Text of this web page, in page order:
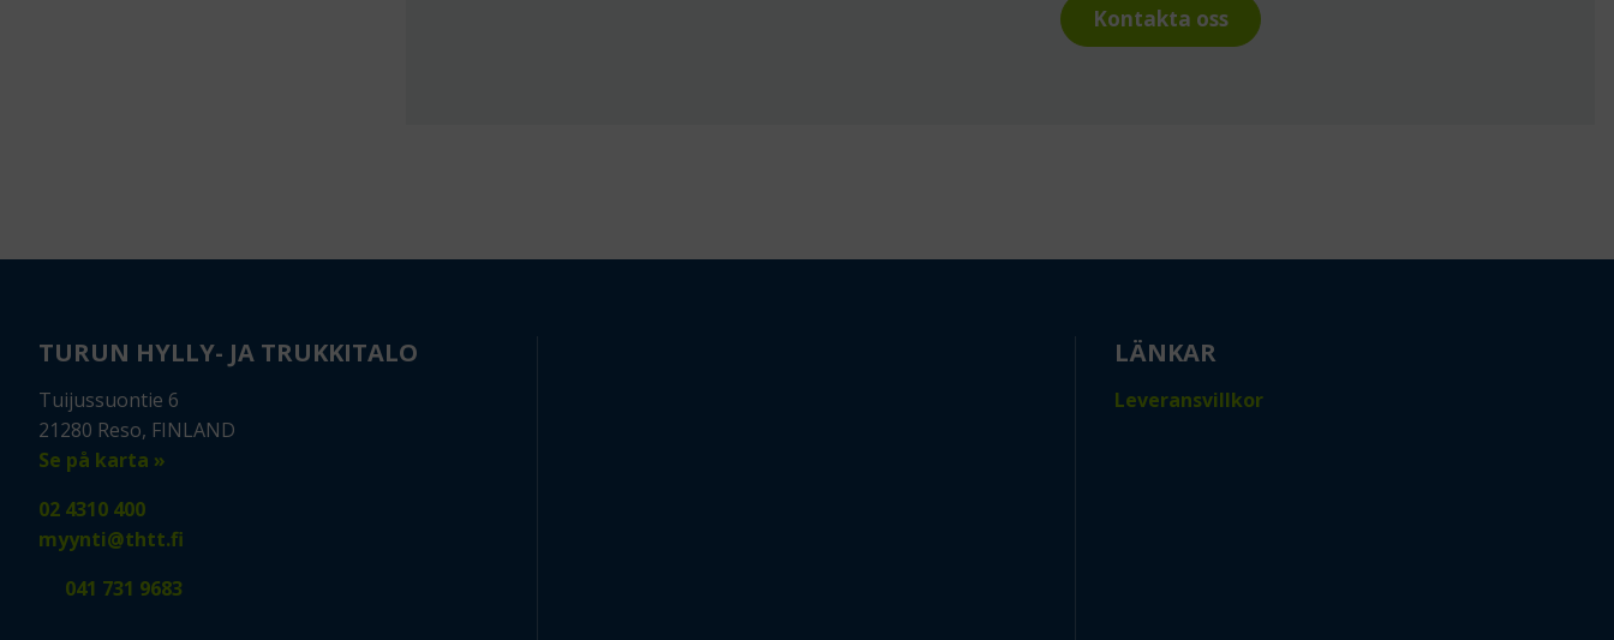
Kontakta oss
TURUN HYLLY- JA TRUKKITALO
Tuijussuontie 6
21280 Reso, FINLAND
Se på karta »
02 4310 400
myynti@thtt.fi
041 731 9683
LÄNKAR
Leveransvillkor